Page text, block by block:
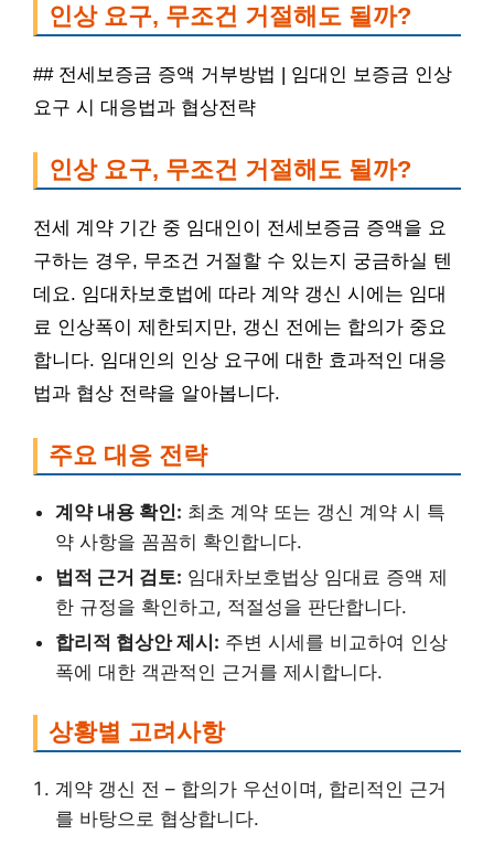
인상 요구, 무조건 거절해도 될까?
## 전세보증금 증액 거부방법 | 임대인 보증금 인상
요구 시 대응법과 협상전략
인상 요구, 무조건 거절해도 될까?
전세 계약 기간 중 임대인이 전세보증금 증액을 요
구하는 경우, 무조건 거절할 수 있는지 궁금하실 텐
데요. 임대차보호법에 따라 계약 갱신 시에는 임대
료 인상폭이 제한되지만, 갱신 전에는 합의가 중요
합니다. 임대인의 인상 요구에 대한 효과적인 대응
법과 협상 전략을 알아봅니다.
주요 대응 전략
계약 내용 확인: 최초 계약 또는 갱신 계약 시 특
약 사항을 꼼꼼히 확인합니다.
법적 근거 검토: 임대차보호법상 임대료 증액 제
한 규정을 확인하고, 적절성을 판단합니다.
합리적 협상안 제시: 주변 시세를 비교하여 인상
폭에 대한 객관적인 근거를 제시합니다.
상황별 고려사항
계약 갱신 전 – 합의가 우선이며, 합리적인 근거
를 바탕으로 협상합니다.